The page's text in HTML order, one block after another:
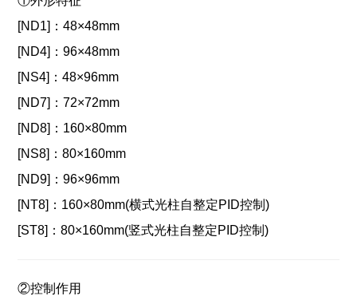
[ND1]：48×48mm
[ND4]：96×48mm
[NS4]：48×96mm
[ND7]：72×72mm
[ND8]： 160×80mm
[NS8]：80×160mm
[ND9]：96×96mm
[NT8]： 160×80mm(横式光柱自整定PID控制)
[ST8]：80×160mm(竖式光柱自整定PID控制)
②控制作用